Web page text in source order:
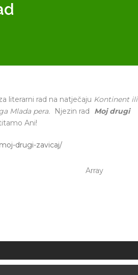
literarni rad na natječaju Kontinent ili
Mlada pera. Njezin rad
Moj drugi
Ani!
drugi-zavicaj/
Array